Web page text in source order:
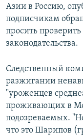
Азии в Россию,
подписчикам
просить
законодательства.
Следственный
разжигании
"уроженцев
проживающих в
подозреваемых.
что это Шарипов